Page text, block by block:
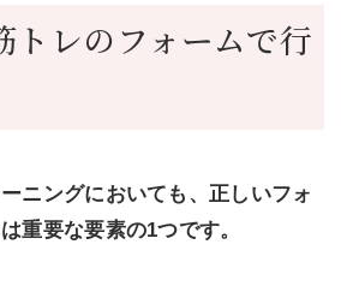
トレのフォームで行
ニングにおいても、正しいフォ
重要な要素の1つです。